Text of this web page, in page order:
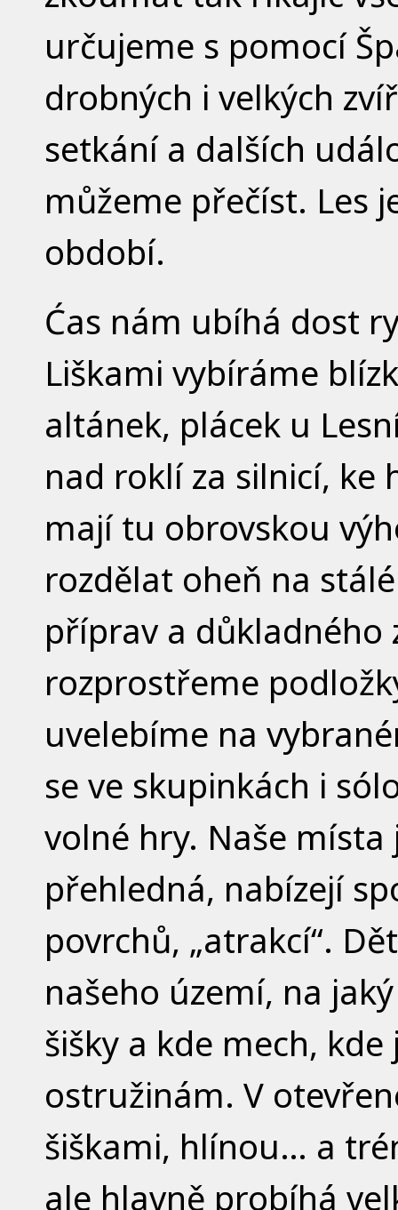
určujeme s pomocí
drobných i velkých
setkání a dalších
můžeme přečíst. Les
období.
Ćas nám ubíhá dost
Liškami vybíráme
altánek, plácek u
nad roklí za silnicí, ke
mají tu obrovskou
rozdělat oheň na
příprav a důkladného
rozprostřeme
uvelebíme na
se ve skupinkách i
volné hry. Naše
přehledná, nabízejí
povrchů, „atrakcí“.
našeho území, na
šišky a kde mech,
ostružinám. V
šiškami, hlínou… a
ale hlavně probíhá